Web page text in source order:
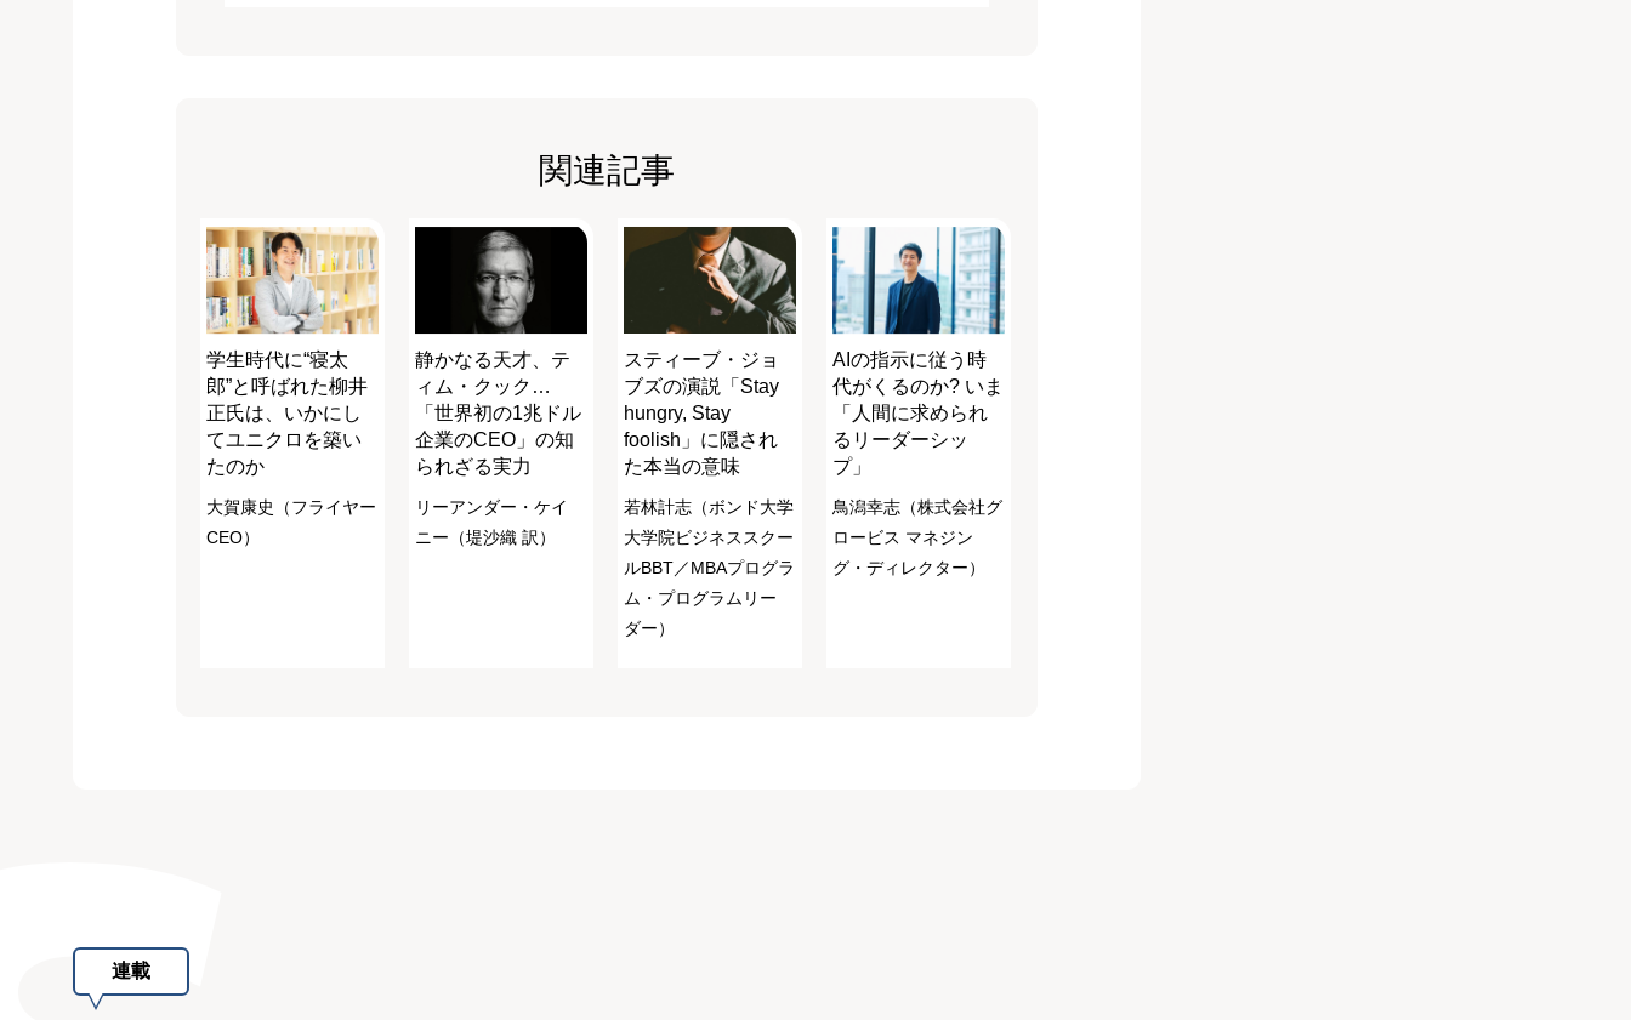
関連記事
学生時代に“寝太
郎”と呼ばれた柳井
正氏は、いかにし
てユニクロを築い
たのか
大賀康史（フライヤー
CEO）
静かなる天才、テ
ィム・クック…
「世界初の1兆ドル
企業のCEO」の知
られざる実力
リーアンダー・ケイ
ニー（堤沙織 訳）
スティーブ・ジョ
ブズの演説「Stay
hungry, Stay
foolish」に隠され
た本当の意味
若林計志（ボンド大学
大学院ビジネススクー
ルBBT／MBAプログラ
ム・プログラムリー
ダー）
AIの指示に従う時
代がくるのか? いま
「人間に求められ
るリーダーシッ
プ」
鳥潟幸志（株式会社グ
ロービス マネジン
グ・ディレクター）
連載